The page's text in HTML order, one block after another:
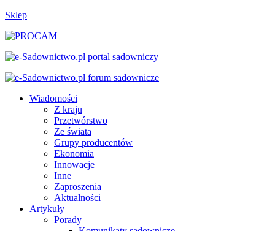
Sklep
Wiadomości
Z kraju
Przetwórstwo
Ze świata
Grupy producentów
Ekonomia
Innowacje
Inne
Zaproszenia
Aktualności
Artykuły
Porady